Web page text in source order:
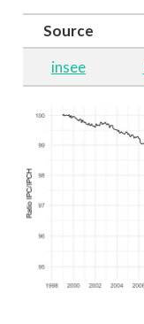
Source
insee